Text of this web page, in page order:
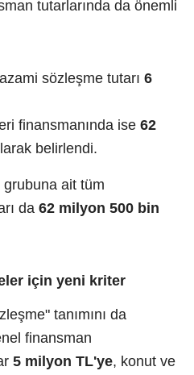
tutarlarında da önemli
sözleşme tutarı 6
finansmanında ise 62
belirlendi.
grubuna ait tüm
da 62 milyon 500 bin
için yeni kriter
tanımını da
finansman
5 milyon TL'ye, konut ve